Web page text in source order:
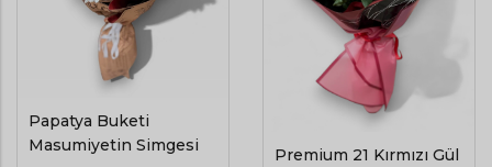
Papatya Buketi
Masumiyetin Simgesi
Premium 21 Kırmızı Gül